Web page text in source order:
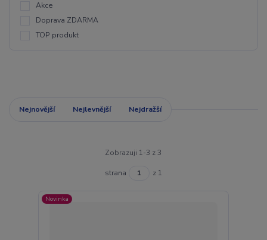
Akce
Doprava ZDARMA
TOP produkt
Nejnovější Nejlevnější Nejdražší
Zobrazuji 1-3 z 3
strana z 1
Novinka